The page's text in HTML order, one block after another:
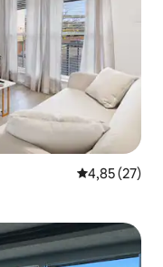
Gemiddelde
4,85 (27)